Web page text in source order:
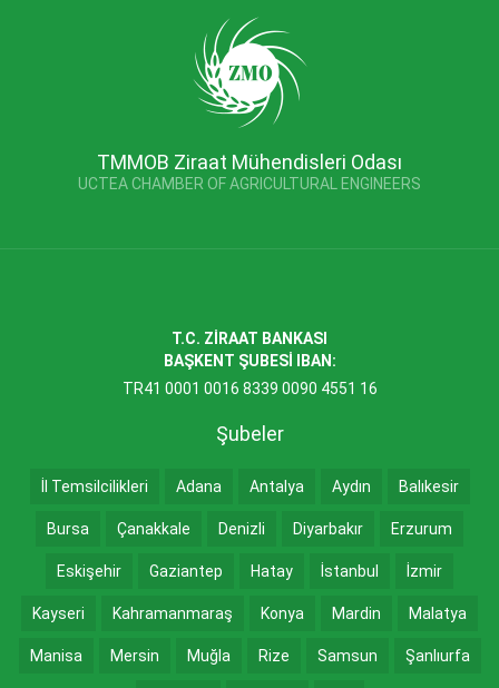
TMMOB Ziraat Mühendisleri Odası
UCTEA CHAMBER OF AGRICULTURAL ENGINEERS
T.C. ZİRAAT BANKASI
BAŞKENT ŞUBESİ IBAN:
TR41 0001 0016 8339 0090 4551 16
Şubeler
İl Temsilcilikleri Adana Antalya Aydın Balıkesir
Bursa Çanakkale Denizli Diyarbakır Erzurum
Eskişehir Gaziantep Hatay İstanbul İzmir
Kayseri Kahramanmaraş Konya Mardin Malatya
Manisa Mersin Muğla Rize Samsun Şanlıurfa